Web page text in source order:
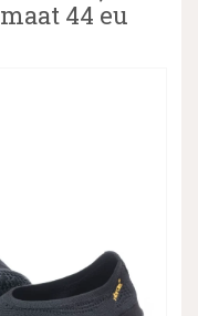
44 eu